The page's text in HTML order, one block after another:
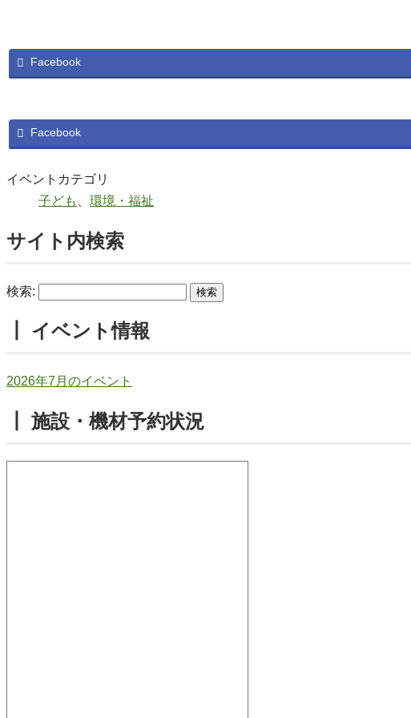
Facebook
Facebook
イベントカテゴリ
子ども
環境・福祉
サイト内検索
検索:
┃ イベント情報
2026年7月のイベント
┃ 施設・機材予約状況